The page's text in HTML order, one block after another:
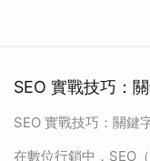
SEO 實戰技巧：
SEO 實戰技巧：關鍵
在數位行銷中，SEO